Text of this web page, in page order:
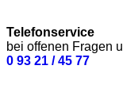
Telefonservice
bei offenen Fragen
0 93 21 / 45 77